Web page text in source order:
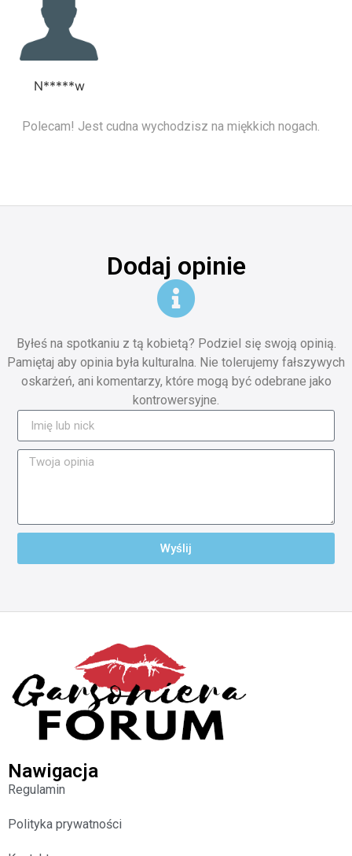
N*****w
Polecam! Jest cudna wychodzisz na miękkich nogach.
Dodaj opinie
Byłeś na spotkaniu z tą kobietą? Podziel się swoją opinią.
Pamiętaj aby opinia była kulturalna. Nie tolerujemy fałszywych
oskarżeń, ani komentarzy, które mogą być odebrane jako
kontrowersyjne.
Wyślij
Nawigacja
Regulamin
Polityka prywatności